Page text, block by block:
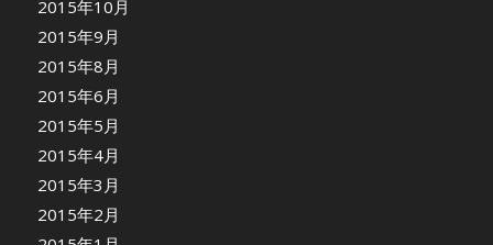
2015年10月
2015年9月
2015年8月
2015年6月
2015年5月
2015年4月
2015年3月
2015年2月